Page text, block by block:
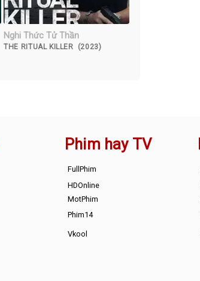
Nghi Thức Tử Thần
THE RITUAL KILLER (2023)
Phim hay TV
FullPhim
HDOnline
MotPhim
Phim14
Vkool